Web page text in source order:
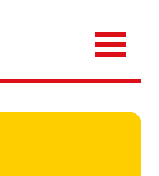
Kalmar län